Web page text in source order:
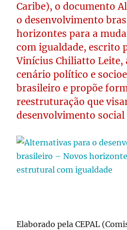
Caribe), o documento
o desenvolvimento
horizontes para a
com igualdade, escrito
Vinícius Chiliatto Leite,
cenário político e
brasileiro e propõe
reestruturação que
desenvolvimento
Elaborado pela CEPAL